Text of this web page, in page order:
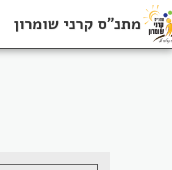
מתנ"ס קרני שומרון